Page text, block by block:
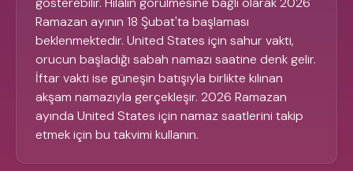
Ramazan ayının 18 Şubat'ta başlaması
beklenmektedir. United States için sahur vakti,
orucun başladığı sabah namazı saatine denk gelir.
İftar vakti ise güneşin batışıyla birlikte kılınan
akşam namazıyla gerçekleşir. 2026 Ramazan
ayında United States için namaz saatlerini takip
etmek için bu takvimi kullanın.